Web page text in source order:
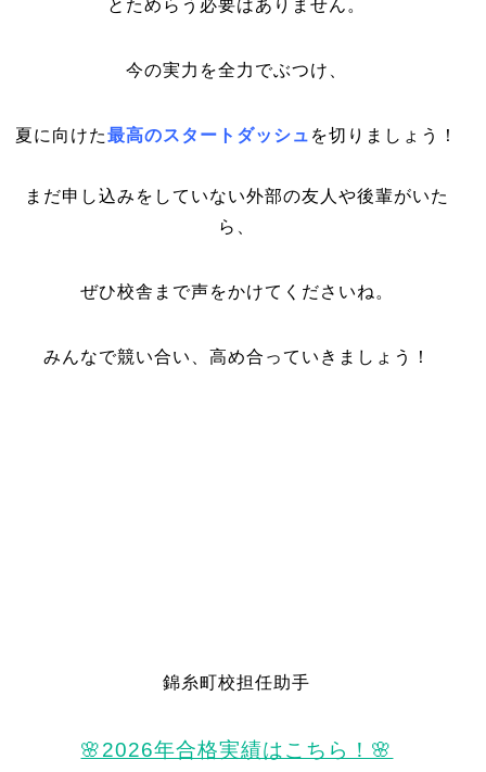
とためらう必要はありません。
今の実力を全力でぶつけ、
夏に向けた最高のスタートダッシュ を切りましょう！
まだ申し込みをしていない外部の友人や後輩がいた
ら、
ぜひ校舎まで声をかけてくださいね。
みんなで競い合い、高め合っていきましょう！
錦糸町校担任助手
🌸2026年合格実績はこちら！🌸